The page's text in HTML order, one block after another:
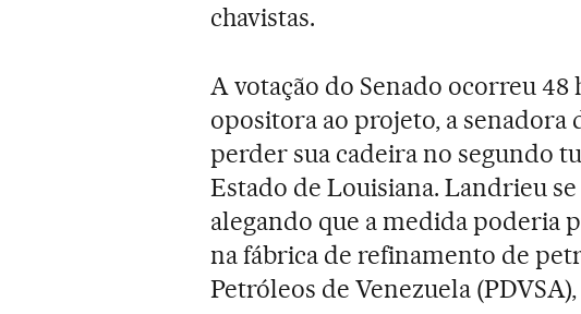
chavistas.
A votação do Senado ocorreu
opositora ao projeto, a
perder sua cadeira no segundo
Estado de Louisiana. Landrieu
alegando que a medida poderia
na fábrica de refinamento de
Petróleos de Venezuela